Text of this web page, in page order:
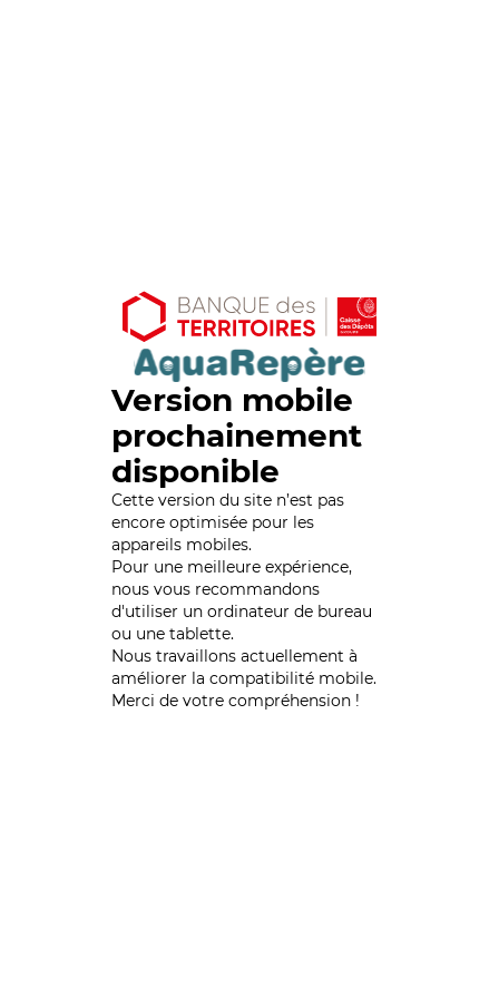
Version mobile
prochainement
disponible
Cette version du site n’est pas
encore optimisée pour les
appareils mobiles.
Pour une meilleure expérience,
nous vous recommandons
d'utiliser un ordinateur de bureau
ou une tablette.
Nous travaillons actuellement à
améliorer la compatibilité mobile.
Merci de votre compréhension !